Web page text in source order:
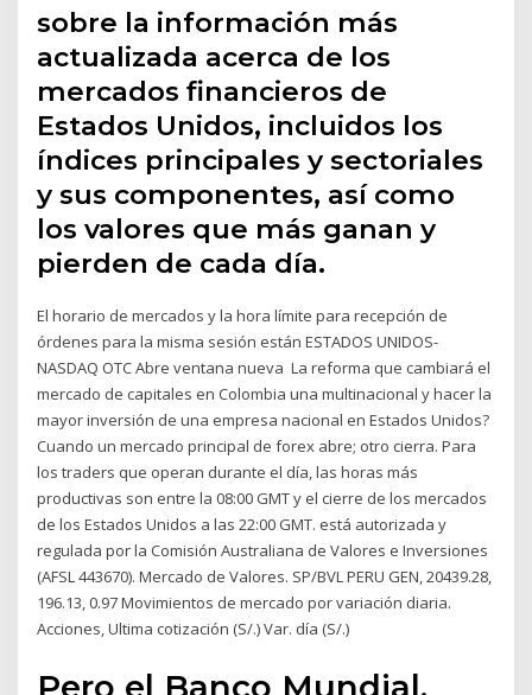
sobre la información más
actualizada acerca de los
mercados financieros de
Estados Unidos, incluidos los
índices principales y sectoriales
y sus componentes, así como
los valores que más ganan y
pierden de cada día.
El horario de mercados y la hora límite para recepción de
órdenes para la misma sesión están ESTADOS UNIDOS-
NASDAQ OTC Abre ventana nueva La reforma que cambiará el
mercado de capitales en Colombia una multinacional y hacer la
mayor inversión de una empresa nacional en Estados Unidos?
Cuando un mercado principal de forex abre; otro cierra. Para
los traders que operan durante el día, las horas más
productivas son entre la 08:00 GMT y el cierre de los mercados
de los Estados Unidos a las 22:00 GMT. está autorizada y
regulada por la Comisión Australiana de Valores e Inversiones
(AFSL 443670). Mercado de Valores. SP/BVL PERU GEN, 20439.28,
196.13, 0.97 Movimientos de mercado por variación diaria.
Acciones, Ultima cotización (S/.) Var. día (S/.)
Pero el Banco Mundial,